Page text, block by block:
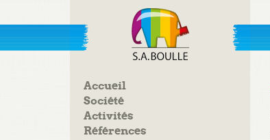
Accueil
Société
Activités
Références